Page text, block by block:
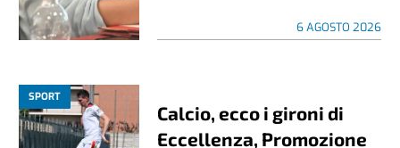
6 AGOSTO 2026
SPORT
Calcio, ecco i gironi di
Eccellenza, Promozione